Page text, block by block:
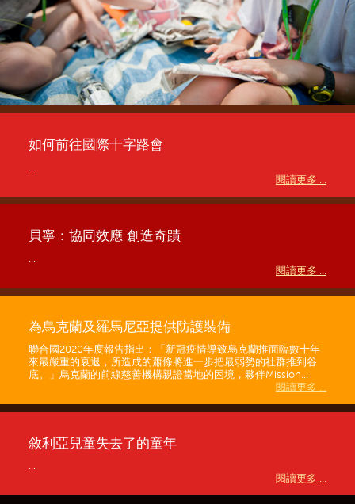
如何前往國際十字路會
...
閱讀更多 ...
貝寧：協同效應 創造奇蹟
...
閱讀更多 ...
為烏克蘭及羅馬尼亞提供防護裝備
聯合國2020年度報告指出：「新冠疫情導致烏克蘭推面臨數十年
來最嚴重的衰退，所造成的蕭條將進一步把最弱勢的社群推到谷
底。」烏克蘭的前線慈善機構親證當地的困境，夥伴Mission...
閱讀更多 ...
敘利亞兒童失去了的童年
...
閱讀更多 ...